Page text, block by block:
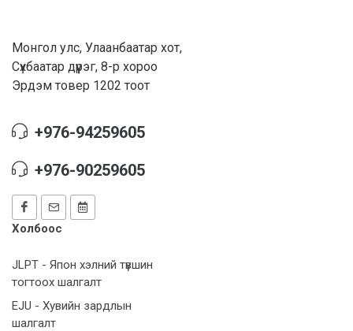
Монгол улс, Улаанбаатар хот,
Сүхбаатар дүүрэг, 8-р хороо
Эрдэм товер 1202 тоот
+976-94259605
+976-90259605
Холбоос
JLPT - Япон хэлний түвшин
тогтоох шалгалт
EJU - Хувийн зардлын
шалгалт